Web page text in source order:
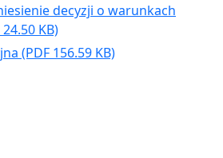
decyzji o warunkach
KB)
(PDF 156.59 KB)